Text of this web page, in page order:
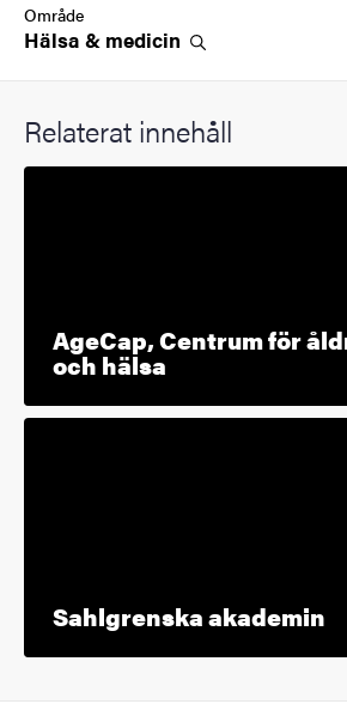
Område
Hälsa & medicin
Relaterat innehåll
AgeCap, Centrum för
och hälsa
Sahlgrenska akademin